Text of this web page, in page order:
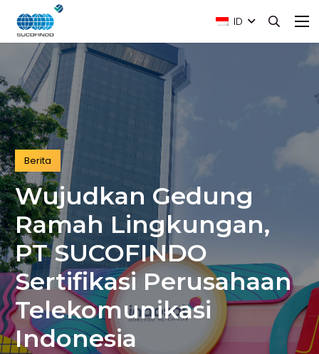
ID
Berita
Wujudkan Gedung
Ramah Lingkungan,
PT SUCOFINDO
Sertifikasi Perusahaan
Telekomunikasi
Indonesia